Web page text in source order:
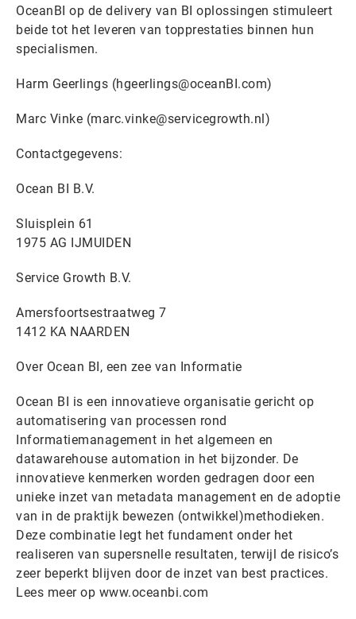
OceanBI op de delivery van BI oplossingen stimuleert
beide tot het leveren van topprestaties binnen hun
specialismen.
Harm Geerlings (hgeerlings@oceanBI.com)
Marc Vinke (marc.vinke@servicegrowth.nl)
Contactgegevens:
Ocean BI B.V.
Sluisplein 61
1975 AG IJMUIDEN
Service Growth B.V.
Amersfoortsestraatweg 7
1412 KA NAARDEN
Over Ocean BI, een zee van Informatie
Ocean BI is een innovatieve organisatie gericht op
automatisering van processen rond
Informatiemanagement in het algemeen en
datawarehouse automation in het bijzonder. De
innovatieve kenmerken worden gedragen door een
unieke inzet van metadata management en de adoptie
van in de praktijk bewezen (ontwikkel)methodieken.
Deze combinatie legt het fundament onder het
realiseren van supersnelle resultaten, terwijl de risico’s
zeer beperkt blijven door de inzet van best practices.
Lees meer op www.oceanbi.com